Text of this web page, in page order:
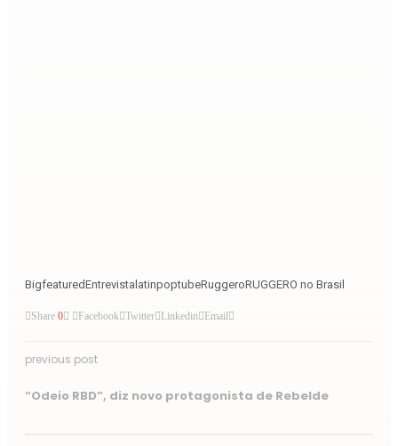
BigfeaturedEntrevistalatinpoptubeRuggeroRUGGERO no Brasil
Share 0 Facebook Twitter Linkedin Email
previous post
“Odeio RBD”, diz novo protagonista de Rebelde